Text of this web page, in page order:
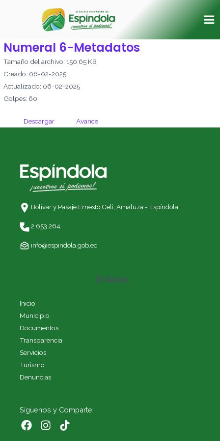
Numeral 6-Metadatos
Tamaño del archivo: 150.65 KB
Creado: 06-02-2025
Actualizado: 06-02-2025
Golpes: 60
Descargar Avance
Bolívar y Pasaje Ernesto Celi, Amaluza - Espíndola
2 653 264
info@espindola.gob.ec
Enlaces
Inicio
Municipio
Documentos
Transparencia
Servicios
Turismo
Denuncias
Siguenos y Comparte